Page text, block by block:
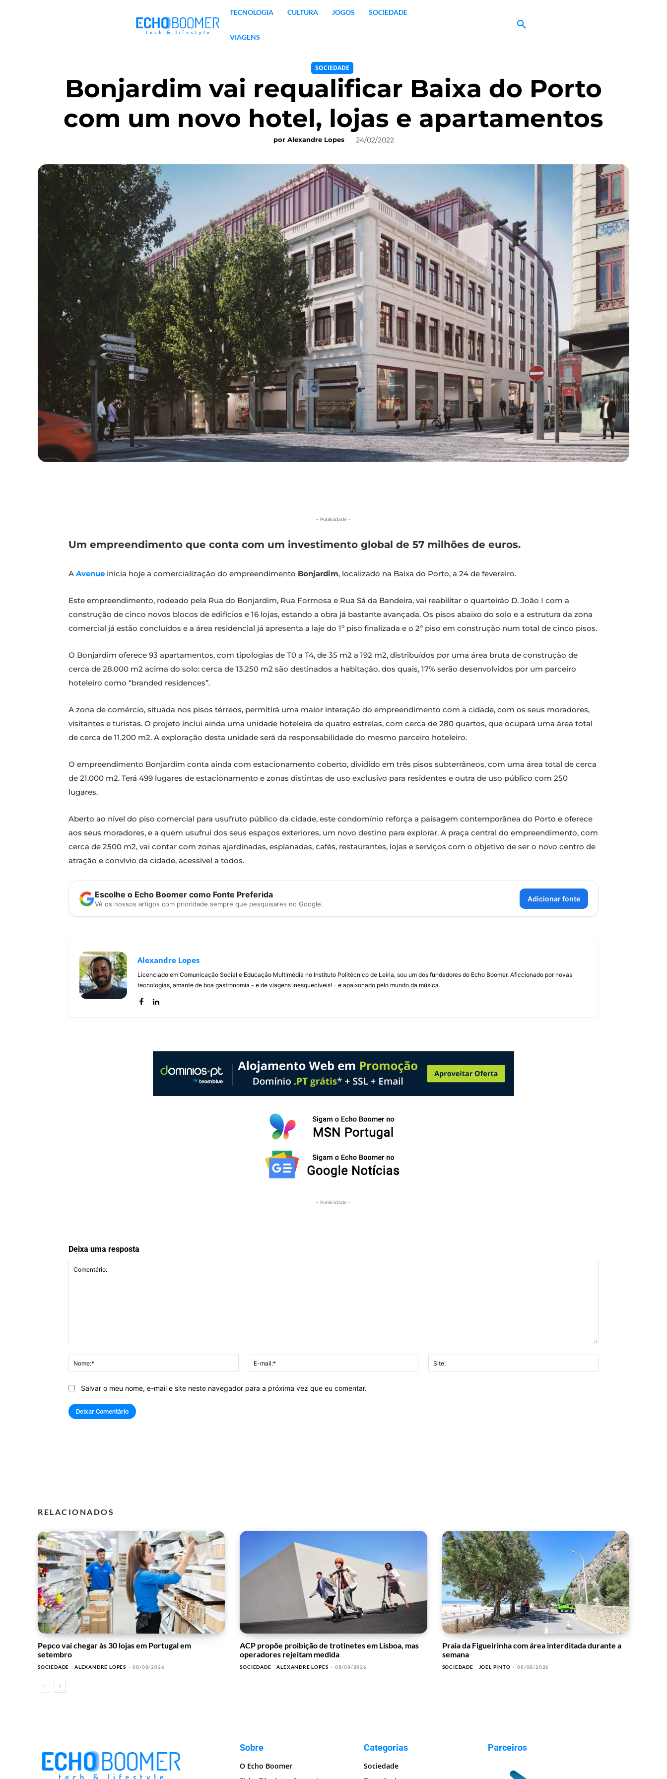
TECNOLOGIA CULTURA JOGOS SOCIEDADE
VIAGENS
SOCIEDADE
Bonjardim vai requalificar Baixa do Porto
com um novo hotel, lojas e apartamentos
por Alexandre Lopes 24/02/2022
- Publicidade -
Um empreendimento que conta com um investimento global de 57 milhões de euros.
A Avenue inicia hoje a comercialização do empreendimento Bonjardim, localizado na Baixa do Porto, a 24 de fevereiro.
Este empreendimento, rodeado pela Rua do Bonjardim, Rua Formosa e Rua Sá da Bandeira, vai reabilitar o quarteirão D. João I com a
construção de cinco novos blocos de edifícios e 16 lojas, estando a obra já bastante avançada. Os pisos abaixo do solo e a estrutura da zona
comercial já estão concluídos e a área residencial já apresenta a laje do 1º piso finalizada e o 2º piso em construção num total de cinco pisos.
O Bonjardim oferece 93 apartamentos, com tipologias de T0 a T4, de 35 m2 a 192 m2, distribuídos por uma área bruta de construção de
cerca de 28.000 m2 acima do solo: cerca de 13.250 m2 são destinados a habitação, dos quais, 17% serão desenvolvidos por um parceiro
hoteleiro como “branded residences”.
A zona de comércio, situada nos pisos térreos, permitirá uma maior interação do empreendimento com a cidade, com os seus moradores,
visitantes e turistas. O projeto inclui ainda uma unidade hoteleira de quatro estrelas, com cerca de 280 quartos, que ocupará uma área total
de cerca de 11.200 m2. A exploração desta unidade será da responsabilidade do mesmo parceiro hoteleiro.
O empreendimento Bonjardim conta ainda com estacionamento coberto, dividido em três pisos subterrâneos, com uma área total de cerca
de 21.000 m2. Terá 499 lugares de estacionamento e zonas distintas de uso exclusivo para residentes e outra de uso público com 250
lugares.
Aberto ao nível do piso comercial para usufruto público da cidade, este condomínio reforça a paisagem contemporânea do Porto e oferece
aos seus moradores, e a quem usufrui dos seus espaços exteriores, um novo destino para explorar. A praça central do empreendimento, com
cerca de 2500 m2, vai contar com zonas ajardinadas, esplanadas, cafés, restaurantes, lojas e serviços com o objetivo de ser o novo centro de
atração e convívio da cidade, acessível a todos.
Escolhe o Echo Boomer como Fonte Preferida
Vê os nossos artigos com prioridade sempre que pesquisares no Google.
Adicionar fonte
Alexandre Lopes
Licenciado em Comunicação Social e Educação Multimédia no Instituto Politécnico de Leiria, sou um dos fundadores do Echo Boomer. Aficcionado por novas
tecnologias, amante de boa gastronomia - e de viagens inesquecíveis! - e apaixonado pelo mundo da música.
- Publicidade -
Deixa uma resposta
Nome:*
mail:*
Salvar o meu nome, e-mail e site neste navegador para a próxima vez que eu comentar.
RELACIONADOS
Pepco vai chegar às 30 lojas em Portugal em
setembro
SOCIEDADE ALEXANDRE LOPES - 08/08/2026
ACP propõe proibição de trotinetes em Lisboa, mas
operadores rejeitam medida
SOCIEDADE ALEXANDRE LOPES - 08/08/2026
Praia da Figueirinha com área interditada durante a
semana
SOCIEDADE JOEL PINTO - 08/08/2026
Sobre
O Echo Boomer
Categorias
Sociedade
Parceiros